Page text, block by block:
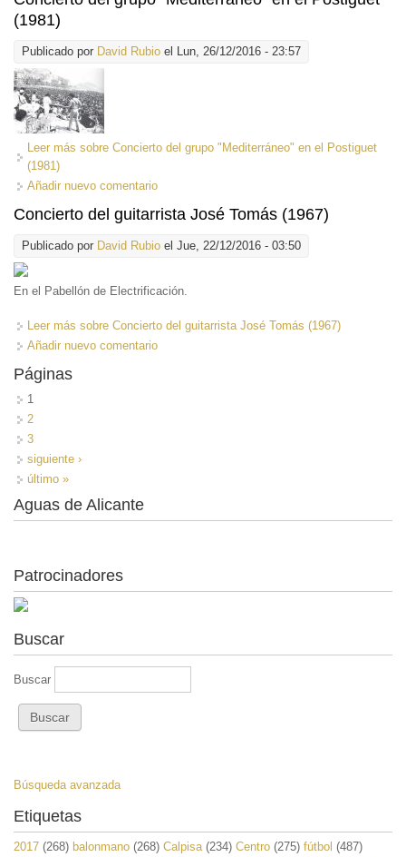
(1981)
Publicado por David Rubio el Lun, 26/12/2016 - 23:57
Leer más sobre Concierto del grupo "Mediterráneo" en el Postiguet
(1981)
Añadir nuevo comentario
Concierto del guitarrista José Tomás (1967)
Publicado por David Rubio el Jue, 22/12/2016 - 03:50
En el Pabellón de Electrificación.
Leer más sobre Concierto del guitarrista José Tomás (1967)
Añadir nuevo comentario
Páginas
1
2
3
siguiente ›
último »
Aguas de Alicante
Patrocinadores
Buscar
Buscar
Búsqueda avanzada
Etiquetas
2017 (268) balonmano (268) Calpisa(234) Centro (275) fútbol (487)